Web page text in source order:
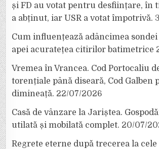
și FD au votat pentru desființare, în
a abținut, iar USR a votat împotrivă.
Cum influențează adâncimea
apei acuratețea citirilor batimetrice
Vremea în Vrancea. Cod Portocaliu
torențiale până diseară, Cod Galben
dimineață. 22/07/2026
Casă de vânzare la Jariștea.
utilată și mobilată complet. 20/07/
Regrete eterne după trecerea la cele